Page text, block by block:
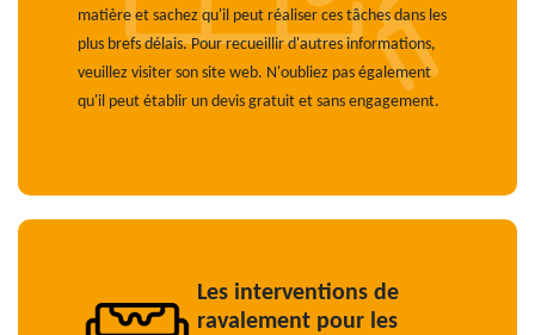
matière et sachez qu'il peut réaliser ces tâches dans les
plus brefs délais. Pour recueillir d'autres informations,
veuillez visiter son site web. N'oubliez pas également
qu'il peut établir un devis gratuit et sans engagement.
Les interventions de
ravalement pour les